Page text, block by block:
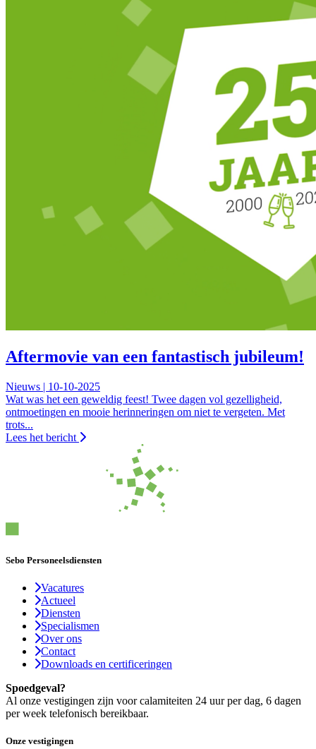
Aftermovie van een fantastisch jubileum!
Nieuws | 10-10-2025
Wat was het een geweldig feest! Twee dagen vol gezelligheid,
ontmoetingen en mooie herinneringen om niet te vergeten. Met
trots...
Lees het bericht
Sebo Personeelsdiensten
Vacatures
Actueel
Diensten
Specialismen
Over ons
Contact
Downloads en certificeringen
Spoedgeval?
Al onze vestigingen zijn voor calamiteiten 24 uur per dag, 6 dagen
per week telefonisch bereikbaar.
Onze vestigingen